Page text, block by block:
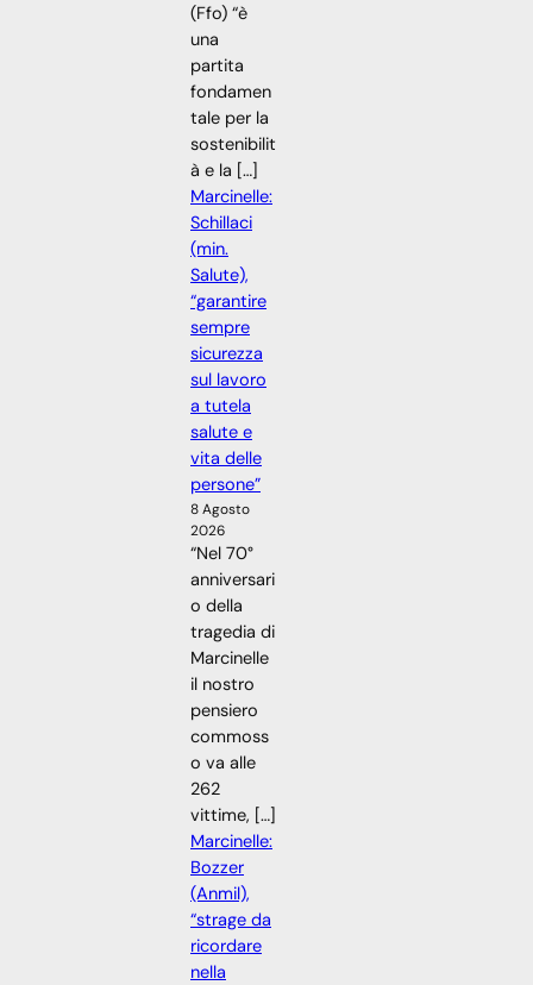
(Ffo) “è
una
partita
fondamen
tale per la
sostenibilit
à e la […]
Marcinelle:
Schillaci
(min.
Salute),
“garantire
sempre
sicurezza
sul lavoro
a tutela
salute e
vita delle
persone”
8 Agosto
2026
“Nel 70°
anniversari
o della
tragedia di
Marcinelle
il nostro
pensiero
commoss
o va alle
262
vittime, […]
Marcinelle:
Bozzer
(Anmil),
“strage da
ricordare
nella